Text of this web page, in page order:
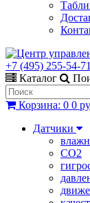
+7 (495) 255-54-71
Каталог
Корзина: 0 0
Датчики
CO2